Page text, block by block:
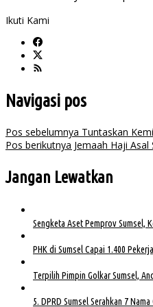
Ikuti Kami
Navigasi pos
Pos sebelumnya Tuntaskan
Pos berikutnya Jemaah Haji
Jangan Lewatkan
Sengketa Aset Pemprov Sumsel,
PHK di Sumsel Capai 1.400
Terpilih Pimpin Golkar Sumsel,
5. DPRD Sumsel Serahkan 7